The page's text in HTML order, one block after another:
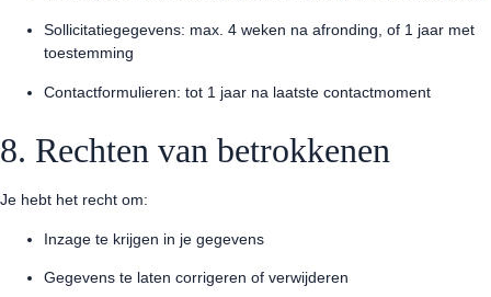
Sollicitatiegegevens: max. 4 weken na afronding, of 1 jaar met
toestemming
Contactformulieren: tot 1 jaar na laatste contactmoment
8. Rechten van betrokkenen
Je hebt het recht om:
Inzage te krijgen in je gegevens
Gegevens te laten corrigeren of verwijderen